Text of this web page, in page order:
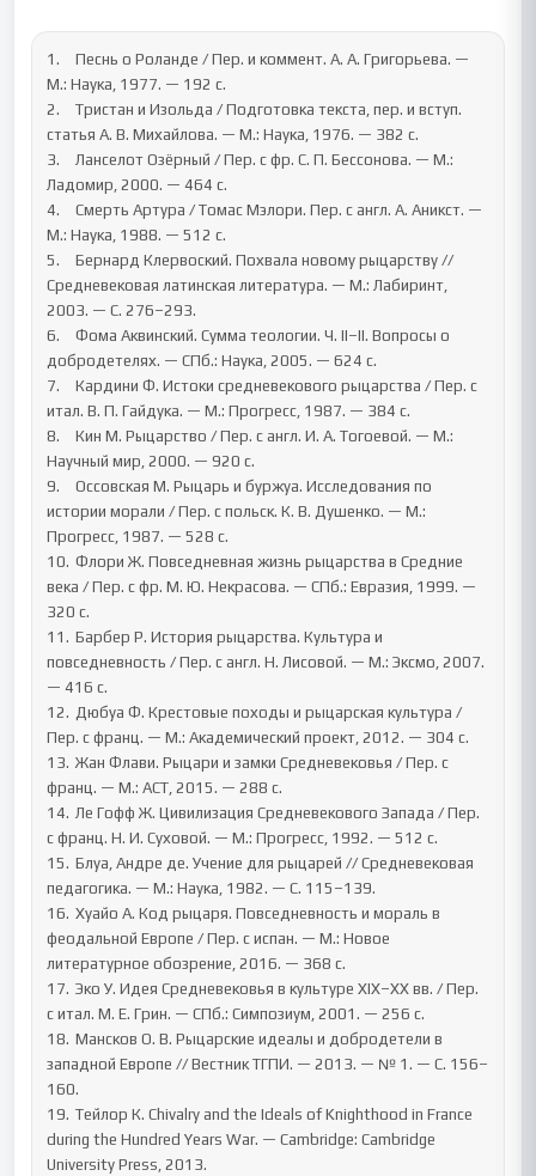
1.	Песнь о Роланде / Пер. и коммент. А. А. Григорьева. —
М.: Наука, 1977. — 192 с.
2.	Тристан и Изольда / Подготовка текста, пер. и вступ.
статья А. В. Михайлова. — М.: Наука, 1976. — 382 с.
3.	Ланселот Озёрный / Пер. с фр. С. П. Бессонова. — М.:
Ладомир, 2000. — 464 с.
4.	Смерть Артура / Томас Мэлори. Пер. с англ. А. Аникст. —
М.: Наука, 1988. — 512 с.
5.	Бернард Клервоский. Похвала новому рыцарству //
Средневековая латинская литература. — М.: Лабиринт,
2003. — С. 276–293.
6.	Фома Аквинский. Сумма теологии. Ч. II–II. Вопросы о
добродетелях. — СПб.: Наука, 2005. — 624 с.
7.	Кардини Ф. Истоки средневекового рыцарства / Пер. с
итал. В. П. Гайдука. — М.: Прогресс, 1987. — 384 с.
8.	Кин М. Рыцарство / Пер. с англ. И. А. Тогоевой. — М.:
Научный мир, 2000. — 920 с.
9.	Оссовская М. Рыцарь и буржуа. Исследования по
истории морали / Пер. с польск. К. В. Душенко. — М.:
Прогресс, 1987. — 528 с.
10.	Флори Ж. Повседневная жизнь рыцарства в Средние
века / Пер. с фр. М. Ю. Некрасова. — СПб.: Евразия, 1999. —
320 с.
11.	Барбер Р. История рыцарства. Культура и
повседневность / Пер. с англ. Н. Лисовой. — М.: Эксмо, 2007.
— 416 с.
12.	Дюбуа Ф. Крестовые походы и рыцарская культура /
Пер. с франц. — М.: Академический проект, 2012. — 304 с.
13.	Жан Флави. Рыцари и замки Средневековья / Пер. с
франц. — М.: АСТ, 2015. — 288 с.
14.	Ле Гофф Ж. Цивилизация Средневекового Запада / Пер.
с франц. Н. И. Суховой. — М.: Прогресс, 1992. — 512 с.
15.	Блуа, Андре де. Учение для рыцарей // Средневековая
педагогика. — М.: Наука, 1982. — С. 115–139.
16.	Хуайо А. Код рыцаря. Повседневность и мораль в
феодальной Европе / Пер. с испан. — М.: Новое
литературное обозрение, 2016. — 368 с.
17.	Эко У. Идея Средневековья в культуре XIX–XX вв. / Пер.
с итал. М. Е. Грин. — СПб.: Симпозиум, 2001. — 256 с.
18.	Мансков О. В. Рыцарские идеалы и добродетели в
западной Европе // Вестник ТГПИ. — 2013. — № 1. — С. 156–
160.
19.	Тейлор К. Chivalry and the Ideals of Knighthood in France
during the Hundred Years War. — Cambridge: Cambridge
University Press, 2013.